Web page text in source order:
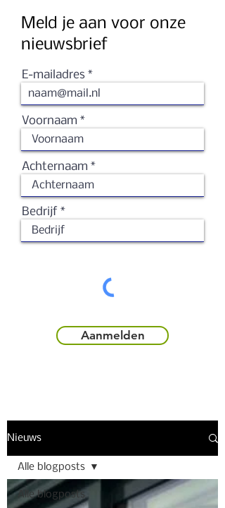
Meld je aan voor onze
nieuwsbrief
E-mailadres
Voornaam
Achternaam
Bedrijf
Aanmelden
Nieuws
Alle blogposts
Alle blogposts